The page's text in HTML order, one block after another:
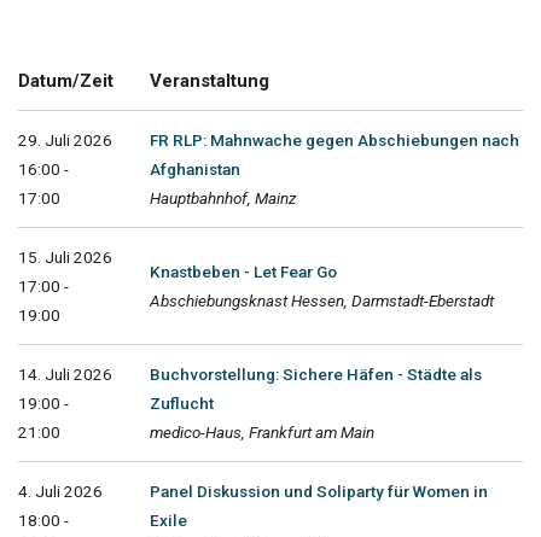
Datum/Zeit Veranstaltung
29. Juli 2026
16:00 -
17:00
FR RLP: Mahnwache gegen Abschiebungen nach
Afghanistan
Hauptbahnhof, Mainz
15. Juli 2026
17:00 -
19:00
Knastbeben - Let Fear Go
Abschiebungsknast Hessen, Darmstadt-Eberstadt
14. Juli 2026
19:00 -
21:00
Buchvorstellung: Sichere Häfen - Städte als
Zuflucht
medico-Haus, Frankfurt am Main
4. Juli 2026
18:00 -
Panel Diskussion und Soliparty für Women in
Exile